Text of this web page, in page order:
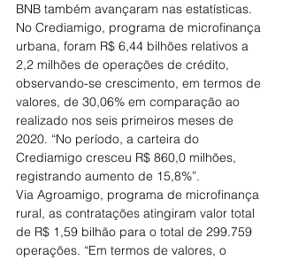
BNB também avançaram nas estatísticas.
No Crediamigo, programa de microfinança
urbana, foram R$ 6,44 bilhões relativos a
2,2 milhões de operações de crédito,
observando-se crescimento, em termos de
valores, de 30,06% em comparação ao
realizado nos seis primeiros meses de
2020. “No período, a carteira do
Crediamigo cresceu R$ 860,0 milhões,
registrando aumento de 15,8%”.
Via Agroamigo, programa de microfinança
rural, as contratações atingiram valor total
de R$ 1,59 bilhão para o total de 299.759
operações. “Em termos de valores, o